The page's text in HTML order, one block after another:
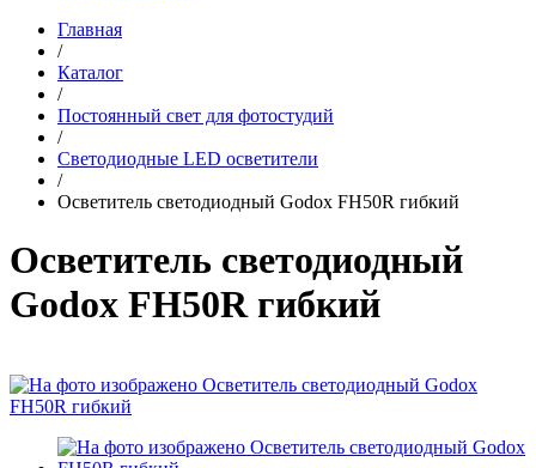
Главная
/
Каталог
/
Постоянный свет для фотостудий
/
Светодиодные LED осветители
/
Осветитель светодиодный Godox FH50R гибкий
Осветитель светодиодный
Godox FH50R гибкий